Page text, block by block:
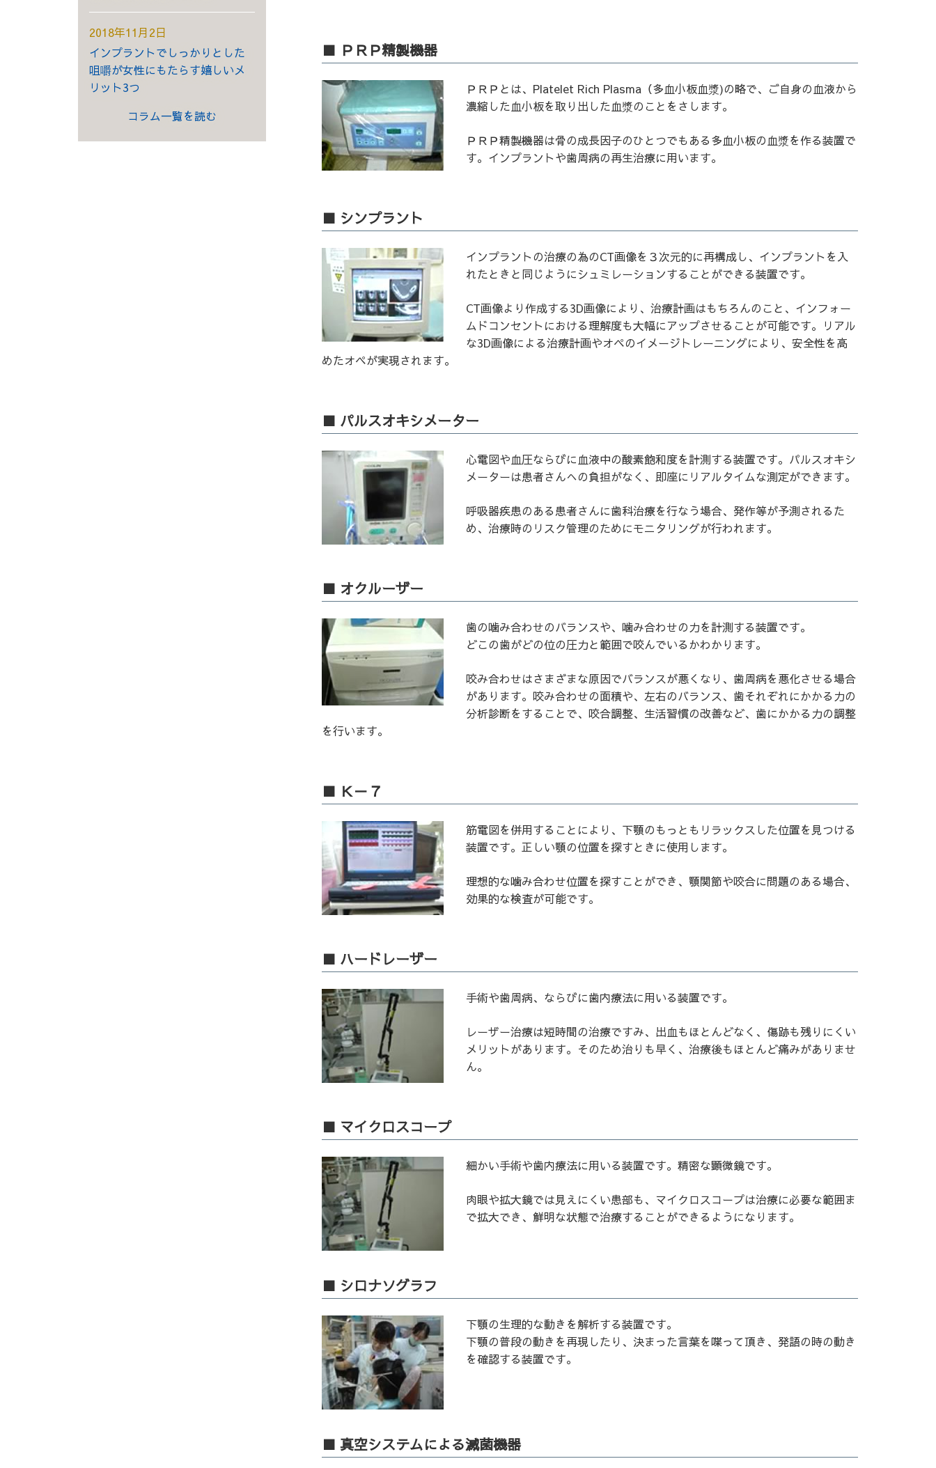
■ ＰＲＰ精製機器
ＰＲＰとは、Platelet Rich Plasma（多血小板血漿)の略で、ご自身の血液から
濃縮した血小板を取り出した血漿のことをさします。
ＰＲＰ精製機器は骨の成長因子のひとつでもある多血小板の血漿を作る装置で
す。インプラントや歯周病の再生治療に用います。
■ シンプラント
インプラントの治療の為のCT画像を３次元的に再構成し、インプラントを入
れたときと同じようにシュミレーションすることができる装置です。
CT画像より作成する3D画像により、治療計画はもちろんのこと、インフォー
ムドコンセントにおける理解度も大幅にアップさせることが可能です。リアル
な3D画像による治療計画やオペのイメージトレーニングにより、安全性を高
めたオペが実現されます。
■ パルスオキシメーター
心電図や血圧ならびに血液中の酸素飽和度を計測する装置です。パルスオキシ
メーターは患者さんへの負担がなく、即座にリアルタイムな測定ができます。
呼吸器疾患のある患者さんに歯科治療を行なう場合、発作等が予測されるた
め、治療時のリスク管理のためにモニタリングが行われます。
■ オクルーザー
歯の噛み合わせのバランスや、噛み合わせの力を計測する装置です。
どこの歯がどの位の圧力と範囲で咬んでいるかわかります。
咬み合わせはさまざまな原因でバランスが悪くなり、歯周病を悪化させる場合
があります。咬み合わせの面積や、左右のバランス、歯それぞれにかかる力の
分析診断をすることで、咬合調整、生活習慣の改善など、歯にかかる力の調整
を行います。
■ Ｋ－７
筋電図を併用することにより、下顎のもっともリラックスした位置を見つける
装置です。正しい顎の位置を探すときに使用します。
理想的な噛み合わせ位置を探すことができ、顎関節や咬合に問題のある場合、
効果的な検査が可能です。
■ ハードレーザー
手術や歯周病、ならびに歯内療法に用いる装置です。
レーザー治療は短時間の治療ですみ、出血もほとんどなく、傷跡も残りにくい
メリットがあります。そのため治りも早く、治療後もほとんど痛みがありませ
ん。
■ マイクロスコープ
細かい手術や歯内療法に用いる装置です。精密な顕微鏡です。
肉眼や拡大鏡では見えにくい患部も、マイクロスコープは治療に必要な範囲ま
で拡大でき、鮮明な状態で治療することができるようになります。
■ シロナソグラフ
下顎の生理的な動きを解析する装置です。
下顎の普段の動きを再現したり、決まった言葉を喋って頂き、発語の時の動き
を確認する装置です。
■ 真空システムによる滅菌機器
2018年11月2日
インプラントでしっかりとした
咀嚼が女性にもたらす嬉しいメ
リット3つ
コラム一覧を読む